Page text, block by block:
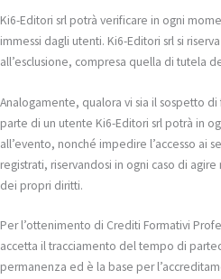
Ki6-Editori srl potrà verificare in ogni
immessi dagli utenti. Ki6-Editori srl si
all’esclusione, compresa quella di tutela
Analogamente, qualora vi sia il sospetto
parte di un utente Ki6-Editori srl potrà in
all’evento, nonché impedire l’accesso ai
registrati, riservandosi in ogni caso di
dei propri diritti.
Per l’ottenimento di Crediti Formativi
accetta il tracciamento del tempo di
permanenza ed è la base per